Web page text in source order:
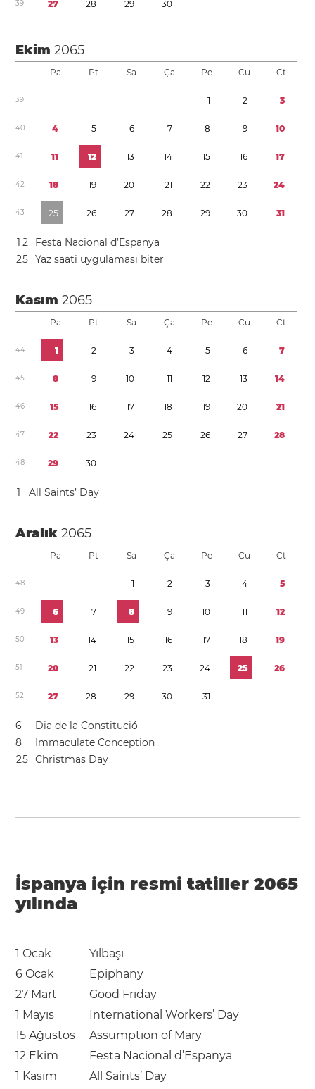
39 27 28 29 30
Ekim2065
Pa Pt Sa Ça Pe Cu Ct
39 1 2 3
40 4 5 6 7 8 9 10
41 11 12 13 14 15 16 17
42 18 19 20 21 22 23 24
43 25 26 27 28 29 30 31
1 2
Festa Nacional d’Espanya
25 Yaz saati uygulaması biter
Kasım2065
Pa Pt Sa Ça Pe Cu Ct
44 1 2 3 4 5 6 7
45 8 9 10 11 12 13 14
46 15 16 17 18 19 20 21
47 22 23 24 25 26 27 28
48 29 30
1 All Saints’ Day
Aralık2065
Pa Pt Sa Ça Pe Cu Ct
48 1 2 3 4 5
49 6 7 8 9 10 11 12
50 13 14 15 16 17 18 19
51 20 21 22 23 24 25 26
52 27 28 29 30 31
6
Dia de la Constitució
8
Immaculate Conception
25 Christmas Day
İspanya için resmi tatiller 2065
yılında
1 Ocak
Yılbaşı
6 Ocak
Epiphany
27 Mart
Good Friday
1 Mayıs
International Workers’ Day
15 Ağustos
Assumption of Mary
12 Ekim
Festa Nacional d’Espanya
1 Kasım
All Saints’ Day